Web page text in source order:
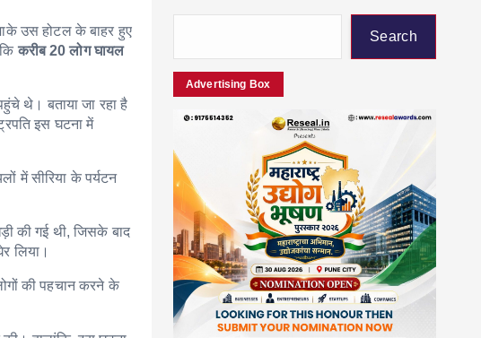
उस होटल के बाहर हुए
करीब 20 लोग घायल
थे। बताया जा रहा है
इस घटना में
में सीरिया के पर्यटन
की गई थी, जिसके बाद
लिया।
की पहचान करने के
Search
Advertising Box